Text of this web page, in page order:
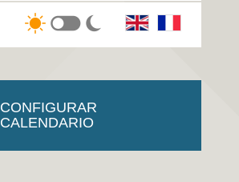
CONFIGURAR
CALENDARIO